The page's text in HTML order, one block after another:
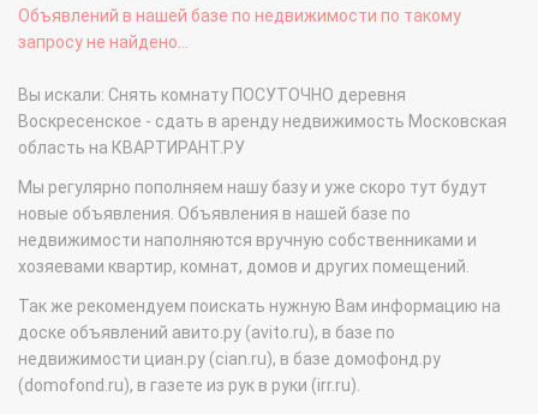
Объявлений в нашей базе по недвижимости по такому
запросу не найдено...
Вы искали: Снять комнату ПОСУТОЧНО деревня
Воскресенское - сдать в аренду недвижимость Московская
область на КВАРТИРАНТ.РУ
Мы регулярно пополняем нашу базу и уже скоро тут будут
новые объявления. Объявления в нашей базе по
недвижимости наполняются вручную собственниками и
хозяевами квартир, комнат, домов и других помещений.
Так же рекомендуем поискать нужную Вам информацию на
доске объявлений авито.ру (avito.ru), в базе по
недвижимости циан.ру (cian.ru), в базе домофонд.ру
(domofond.ru), в газете из рук в руки (irr.ru).